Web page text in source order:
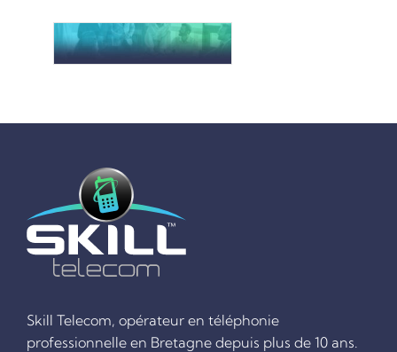
Skill Telecom, opérateur en téléphonie
professionnelle en Bretagne depuis plus de 10 ans.